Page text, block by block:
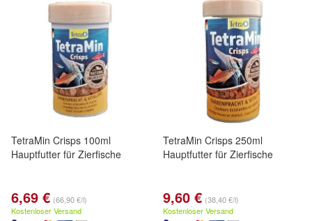
TetraMin Crisps 100ml
Hauptfutter für Zierfische
6,69 € (66,90 €/l)
Kostenloser Versand
TetraMin Crisps 250ml
Hauptfutter für Zierfische
9,60 € (38,40 €/l)
Kostenloser Versand